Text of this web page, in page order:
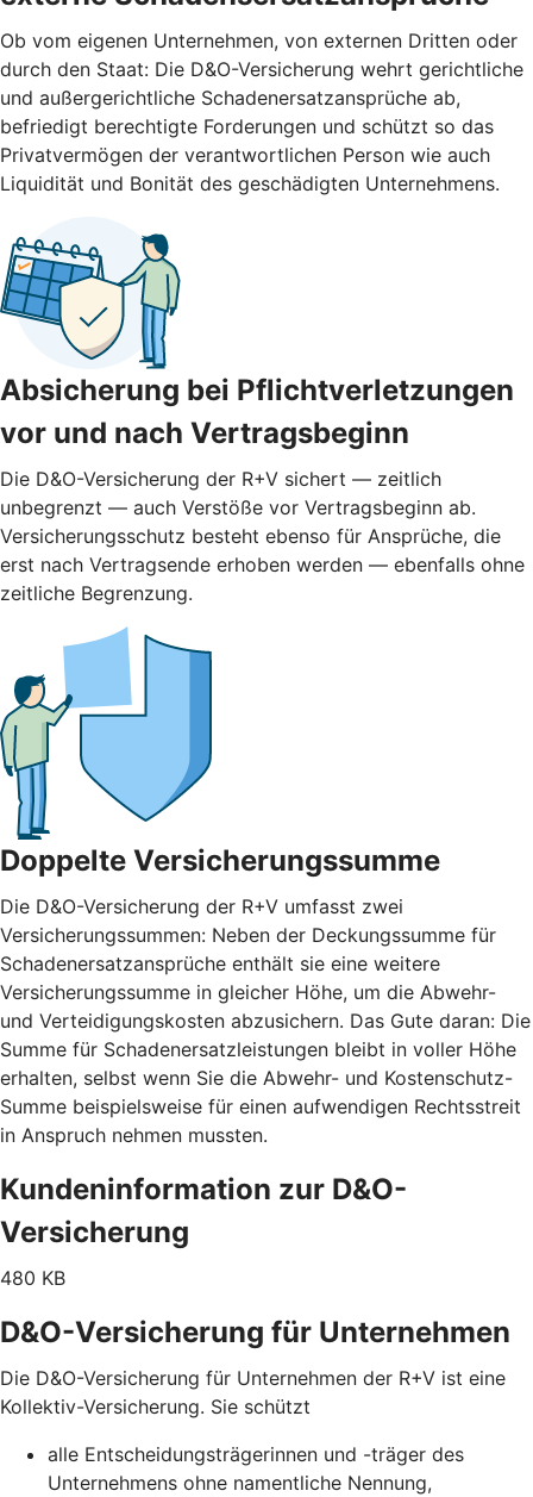
Ob vom eigenen Unternehmen, von externen Dritten oder
durch den Staat: Die D&O-Versicherung wehrt gerichtliche
und außergerichtliche Schadenersatzansprüche ab,
befriedigt berechtigte Forderungen und schützt so das
Privatvermögen der verantwortlichen Person wie auch
Liquidität und Bonität des geschädigten Unternehmens.
Absicherung bei Pflichtverletzungen
vor und nach ­Vertragsbeginn
Die D&O-Versicherung der R+V sichert — zeitlich
unbegrenzt — auch Verstöße vor Vertragsbeginn ab.
Versicherungsschutz besteht ebenso für Ansprüche, die
erst nach Vertragsende erhoben werden — ebenfalls ohne
zeitliche Begrenzung.
Doppelte Versicherungssumme
Die D&O-Versicherung der R+V umfasst zwei
Versicherungssummen: Neben der Deckungssumme für
Schadenersatzansprüche enthält sie eine weitere
Versicherungssumme in gleicher Höhe, um die Abwehr-
und Verteidigungskosten abzusichern. Das Gute daran: Die
Summe für Schadenersatzleistungen bleibt in voller Höhe
erhalten, selbst wenn Sie die Abwehr- und Kostenschutz-
Summe beispielsweise für einen aufwendigen Rechtsstreit
in Anspruch nehmen mussten.
Kundeninformation zur D&O-
Versicherung
480 KB
D&O-Versicherung für Unternehmen
Die D&O-Versicherung für Unternehmen der R+V ist eine
Kollektiv-Versicherung. Sie schützt
alle Entscheidungsträgerinnen und -träger des
Unternehmens ohne namentliche Nennung,